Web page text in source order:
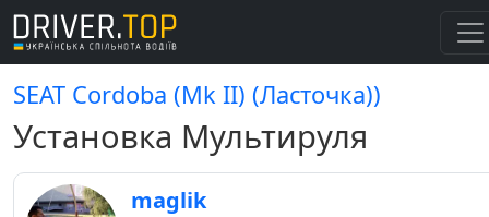
SEAT Cordoba (Mk II) (Ласточка))
Установка Мультируля
maglik